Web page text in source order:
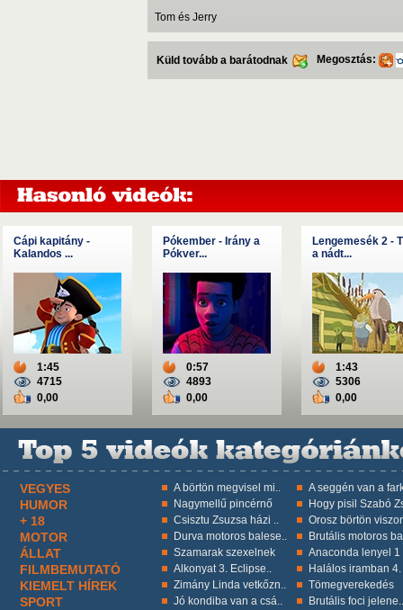
Tom és Jerry
Küld tovább a barátodnak Megosztás:
Cápi kapitány -
Kalandos ...
1:45
4715
0,00
Pókember - Irány a
Pókver...
0:57
4893
0,00
Lengemesék 2 -
a nádt...
1:43
5306
0,00
VEGYES A börtön megvisel mi.. A seggén van a
HUMOR Nagymellű pincérnő Hogy pisil Szabó
+ 18 Csisztu Zsuzsa házi .. Orosz börtön
MOTOR Durva motoros balese.. Brutális motoros
ÁLLAT Szamarak szexelnek Anaconda lenyel 1
FILMBEMUTATÓ Alkonyat 3. Eclipse.. Halálos iramban 4.
KIEMELT HÍREK Zimány Linda vetkőzn.. Tömegverekedés
SPORT Jó kondiba van a csá.. Brutális foci jelene..